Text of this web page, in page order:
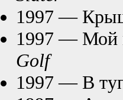
1997 —
1997 — Мой
Golf
1997 — В